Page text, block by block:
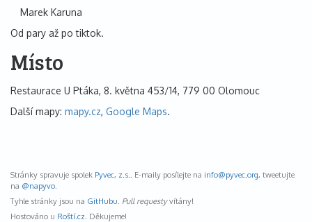
Marek Karuna
Od pary až po tiktok.
Místo
Restaurace U Ptáka, 8. května 453/14, 779 00 Olomouc
Další mapy: mapy.cz, Google Maps.
Stránky spravuje spolek Pyvec, z.s. . E-maily posílejte na info@pyvec.org, tweetujte
na @napyvo
Tyhle stránky jsou na GitHubu. Pull requestyvítány!
Hostováno u Roští.cz . Děkujeme!